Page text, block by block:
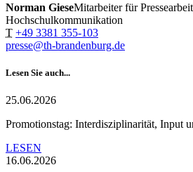
Norman GieseMitarbeiter für
Hochschulkommunikation
T +49 3381 355-103
presse@th-brandenburg.de
Lesen Sie auch...
25.06.2026
Promotionstag: Interdisziplinarität, Input
LESEN
16.06.2026